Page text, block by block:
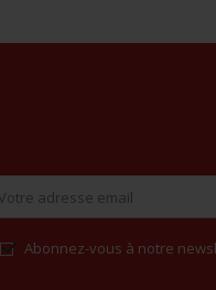
Abonnez-vous à notre